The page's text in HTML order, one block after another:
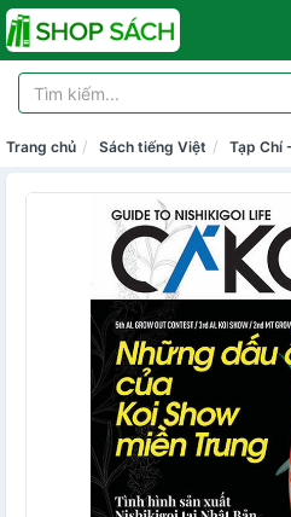
Trang chủ Sách tiếng Việt Tạp Chí